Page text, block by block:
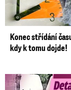
Konec střídání
kdy k tomu dojde!
Detaily aféry